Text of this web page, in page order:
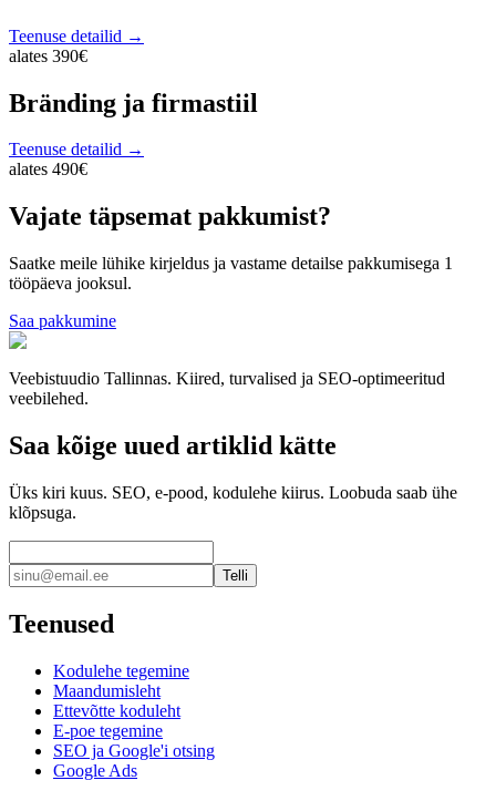
Teenuse detailid →
alates 390€
Bränding ja firmastiil
Teenuse detailid →
alates 490€
Vajate täpsemat pakkumist?
Saatke meile lühike kirjeldus ja vastame detailse pakkumisega 1
tööpäeva jooksul.
Saa pakkumine
Veebistuudio Tallinnas. Kiired, turvalised ja SEO-optimeeritud
veebilehed.
Saa kõige uued artiklid kätte
Üks kiri kuus. SEO, e-pood, kodulehe kiirus. Loobuda saab ühe
klõpsuga.
Telli
Teenused
Kodulehe tegemine
Maandumisleht
Ettevõtte koduleht
E-poe tegemine
SEO ja Google'i otsing
Google Ads